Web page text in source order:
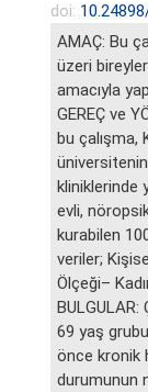
doi:
AMAÇ: Bu
üzeri
amacıyla
GEREÇ ve
bu çalışma,
kliniklerinde
evli,
kurabilen
veriler;
Ölçeği–
BULGULAR:
69 yaş
önce kronik
durumunun